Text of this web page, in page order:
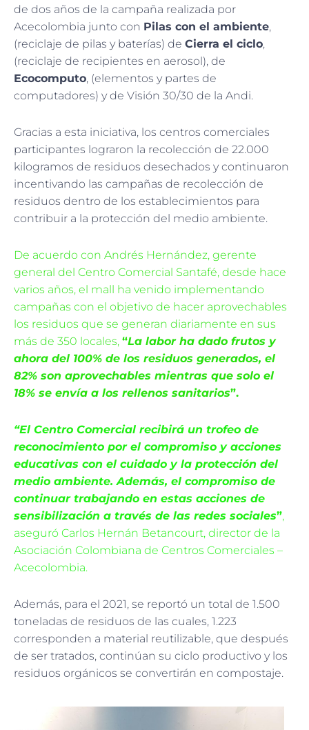
de dos años de la campaña realizada por
Acecolombia junto con Pilas con el ambiente,
(reciclaje de pilas y baterías) de Cierra el ciclo,
(reciclaje de recipientes en aerosol), de
Ecocomputo, (elementos y partes de
computadores) y de Visión 30/30 de la Andi.
Gracias a esta iniciativa, los centros comerciales
participantes lograron la recolección de 22.000
kilogramos de residuos desechados y continuaron
incentivando las campañas de recolección de
residuos dentro de los establecimientos para
contribuir a la protección del medio ambiente.
De acuerdo con Andrés Hernández, gerente
general del Centro Comercial Santafé, desde hace
varios años, el mall ha venido implementando
campañas con el objetivo de hacer aprovechables
los residuos que se generan diariamente en sus
más de 350 locales, “La labor ha dado frutos y
ahora del 100% de los residuos generados, el
82% son aprovechables mientras que solo el
18% se envía a los rellenos sanitarios”.
“El Centro Comercial recibirá un trofeo de
reconocimiento por el compromiso y acciones
educativas con el cuidado y la protección del
medio ambiente. Además, el compromiso de
continuar trabajando en estas acciones de
sensibilización a través de las redes sociales”,
aseguró Carlos Hernán Betancourt, director de la
Asociación Colombiana de Centros Comerciales –
Acecolombia.
Además, para el 2021, se reportó un total de 1.500
toneladas de residuos de las cuales, 1.223
corresponden a material reutilizable, que después
de ser tratados, continúan su ciclo productivo y los
residuos orgánicos se convertirán en compostaje.